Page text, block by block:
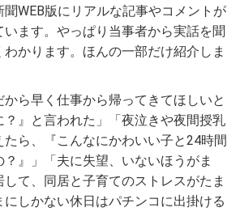
WEB版にリアルな記事やコメントが
ます。やっぱり当事者から実話を聞
わかります。ほんの一部だけ紹介しま
から早く仕事から帰ってきてほしいと
』と言われた」「夜泣きや夜間授乳
ら、『こんなにかわいい子と24時間
』」「夫に失望、いないほうがま
して、同居と子育てのストレスがたま
にしかない休日はパチンコに出掛ける